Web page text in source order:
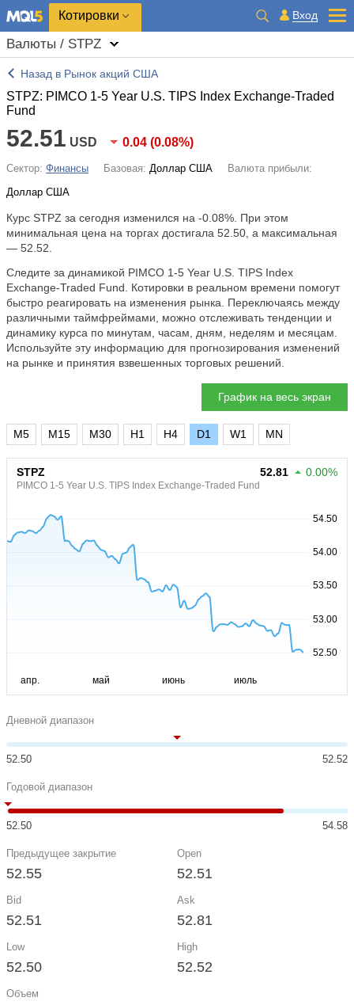
Котировки Вход
Валюты / STPZ
Назад в Рынок акций США
STPZ: PIMCO 1-5 Year U.S. TIPS Index Exchange-Traded
Fund
52.51 USD 0.04 (0.08%)
Сектор: Финансы Базовая: Доллар США
Валюта прибыли:
Доллар США
Курс STPZ за сегодня изменился на -0.08% . При этом
минимальная цена на торгах достигала 52.50, а максимальная
— 52.52.
Следите за динамикой PIMCO 1-5 Year U.S. TIPS Index
Exchange-Traded Fund. Котировки в реальном времени помогут
быстро реагировать на изменения рынка. Переключаясь между
различными таймфреймами, можно отслеживать тенденции и
динамику курса по минутам, часам, дням, неделям и месяцам.
Используйте эту информацию для прогнозирования изменений
на рынке и принятия взвешенных торговых решений.
График на весь экран
M5 M15 M30 H1 H4 D1 W1 MN
STPZ
PIMCO 1-5 Year U.S. TIPS Index Exchange-Traded Fund
52.81 0.00%
Дневной диапазон
52.50 52.52
Годовой диапазон
52.50 54.58
Предыдущее закрытие
52.55
Open
52.51
Bid
52.51
Ask
52.81
Low
52.50
High
52.52
Объем